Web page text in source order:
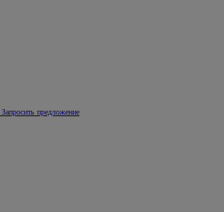
Запросить предложение